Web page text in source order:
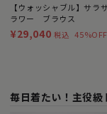
【ウォッシャブル】サラ
ラワー ブラウス
¥29,040 税込 45%OFF
毎日着たい！主役級